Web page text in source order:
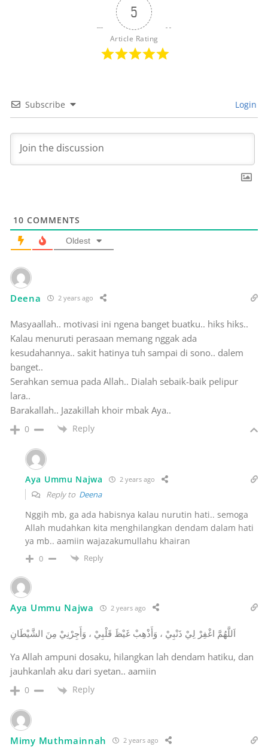
5
Article Rating
Subscribe Login
10 COMMENTS
Oldest
Deena 2 years ago
Masyaallah.. motivasi ini ngena banget buatku.. hiks hiks..
Kalau menuruti perasaan memang nggak ada
kesudahannya.. sakit hatinya tuh sampai di sono.. dalem
banget..
Serahkan semua pada Allah.. Dialah sebaik-baik pelipur
lara..
Barakallah.. Jazakillah khoir mbak Aya..
0 Reply
Aya Ummu Najwa 2 years ago
Reply to Deena
Nggih mb, ga ada habisnya kalau nurutin hati.. semoga
Allah mudahkan kita menghilangkan dendam dalam hati
ya mb.. aamiin wajazakumullahu khairan
0 Reply
Aya Ummu Najwa 2 years ago
اَللَّهُمَّ اغْفِرْ لِيْ ذَنْبِيْ ، وَأَذْهِبْ غَيْظَ قَلْبِيْ ، وَأَجِرْنِيْ مِنَ الشَّيْطَانِ
Ya Allah ampuni dosaku, hilangkan lah dendam hatiku, dan
jauhkanlah aku dari syetan.. aamiin
0 Reply
Mimy Muthmainnah 2 years ago